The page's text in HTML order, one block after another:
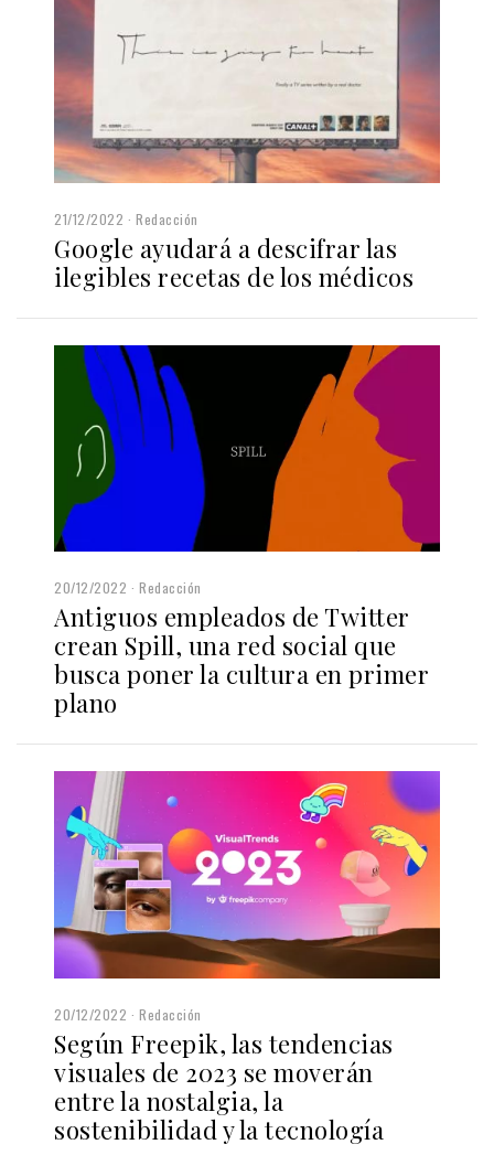
21/12/2022 Redacción
Google ayudará a descifrar las
ilegibles recetas de los médicos
20/12/2022 Redacción
Antiguos empleados de Twitter
crean Spill, una red social que
busca poner la cultura en primer
plano
20/12/2022 Redacción
Según Freepik, las tendencias
visuales de 2023 se moverán
entre la nostalgia, la
sostenibilidad y la tecnología